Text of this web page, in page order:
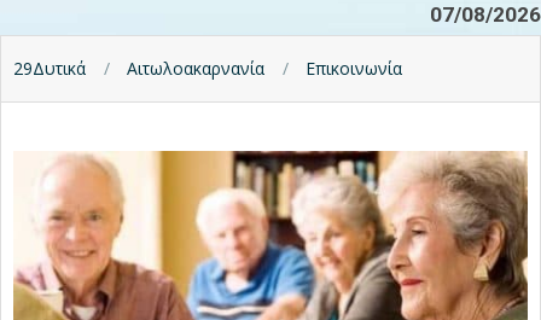
07/08/2026
29Δυτικά Αιτωλοακαρνανία Επικοινωνία